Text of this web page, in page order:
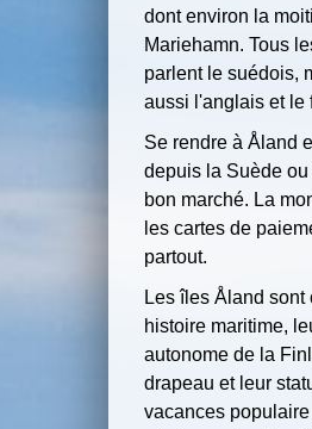
dont environ la
Mariehamn. Tous
parlent le suédois,
aussi l'anglais et le
Se rendre à Åland
depuis la Suède
bon marché. La
les cartes de
partout.
Les îles Åland
histoire maritime,
autonome de la
drapeau et leur
vacances